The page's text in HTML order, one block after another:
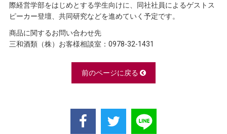
際経営学部をはじめとする学生向けに、同社社員によるゲストス
ピーカー登壇、共同研究などを進めていく予定です。
商品に関するお問い合わせ先
三和酒類（株）お客様相談室：0978-32-1431
前のページに戻る